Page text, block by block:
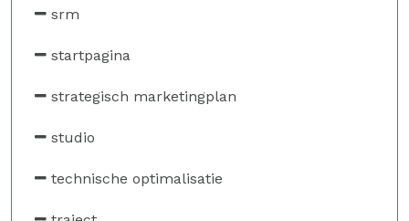
srm
startpagina
strategisch marketingplan
studio
technische optimalisatie